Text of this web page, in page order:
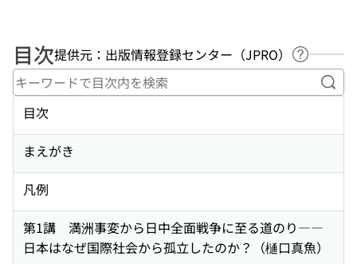
目次提供元：出版情報登録センター（JPRO）
ヘルプペ
キ
目次
まえがき
凡例
第1講 満洲事変から日中全面戦争に至る道のり――
日本はなぜ国際社会から孤立したのか？（樋口真魚）